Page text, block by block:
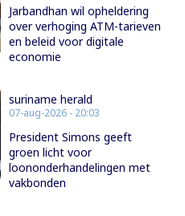
Jarbandhan wil opheldering
over verhoging ATM-tarieven
en beleid voor digitale
economie
suriname herald
07-aug-2026 - 20:03
President Simons geeft
groen licht voor
loononderhandelingen met
vakbonden